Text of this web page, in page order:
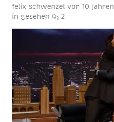
felix schwenzel vor 10 jahren
in gesehen 2